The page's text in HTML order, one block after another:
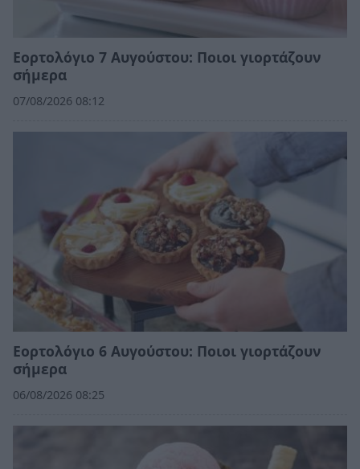
Εορτολόγιο 7 Αυγούστου: Ποιοι γιορτάζουν
σήμερα
07/08/2026 08:12
Εορτολόγιο 6 Αυγούστου: Ποιοι γιορτάζουν
σήμερα
06/08/2026 08:25